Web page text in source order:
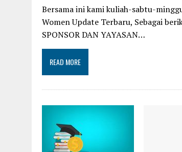
Bersama ini kami kuliah-sabtu-
Women Update Terbaru, Sebagai
SPONSOR DAN YAYASAN…
READ MORE